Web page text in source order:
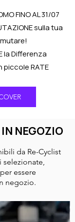
FINO AL 31/07
sulla tua
la Differenza
RATE
NEGOZIO
da Re-Cyclist
selezionate,
essere
negozio.